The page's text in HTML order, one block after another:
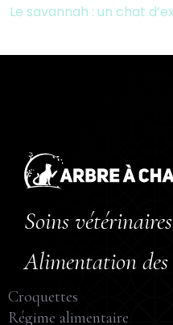
Le savannah : un chat
Soins
Alimentation des
Croquettes
Régime alimentaire